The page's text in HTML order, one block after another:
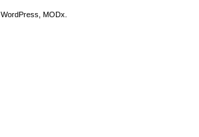
WordPress, MODx.